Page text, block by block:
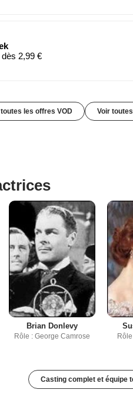
2,99 €
les offres VOD Voir
Brian Donlevy
Rôle : George Camrose
Casting complet et équipe